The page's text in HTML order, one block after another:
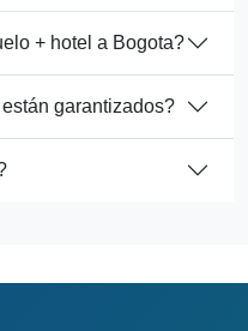
+ hotel a Bogota?
garantizados?